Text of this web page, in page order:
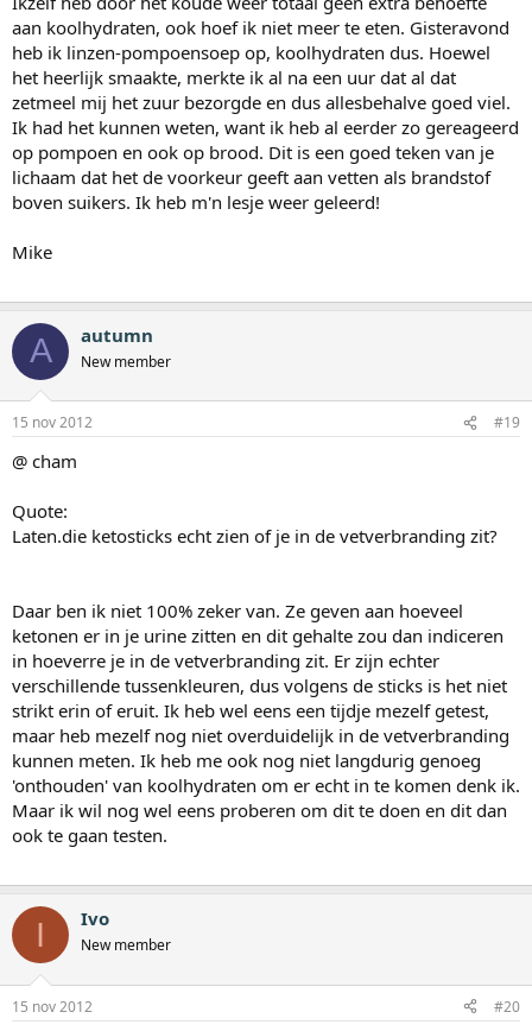
aan koolhydraten, ook hoef ik niet meer te eten. Gisteravond
heb ik linzen-pompoensoep op, koolhydraten dus. Hoewel
het heerlijk smaakte, merkte ik al na een uur dat al dat
zetmeel mij het zuur bezorgde en dus allesbehalve goed viel.
Ik had het kunnen weten, want ik heb al eerder zo gereageerd
op pompoen en ook op brood. Dit is een goed teken van je
lichaam dat het de voorkeur geeft aan vetten als brandstof
boven suikers. Ik heb m'n lesje weer geleerd!
Mike
A autumn
New member
15 nov 2012 #19
@ cham
Quote:
Laten.die ketosticks echt zien of je in de vetverbranding zit?
Daar ben ik niet 100% zeker van. Ze geven aan hoeveel
ketonen er in je urine zitten en dit gehalte zou dan indiceren
in hoeverre je in de vetverbranding zit. Er zijn echter
verschillende tussenkleuren, dus volgens de sticks is het niet
strikt erin of eruit. Ik heb wel eens een tijdje mezelf getest,
maar heb mezelf nog niet overduidelijk in de vetverbranding
kunnen meten. Ik heb me ook nog niet langdurig genoeg
'onthouden' van koolhydraten om er echt in te komen denk ik.
Maar ik wil nog wel eens proberen om dit te doen en dit dan
ook te gaan testen.
I Ivo
New member
15 nov 2012 #20